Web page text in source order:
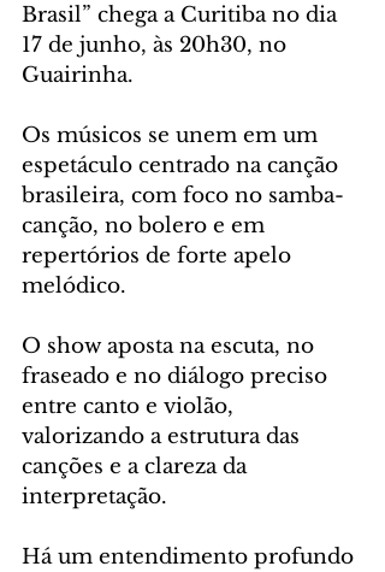
Brasil” chega a Curitiba no dia
17 de junho, às 20h30, no
Guairinha.
Os músicos se unem em um
espetáculo centrado na canção
brasileira, com foco no samba-
canção, no bolero e em
repertórios de forte apelo
melódico.
O show aposta na escuta, no
fraseado e no diálogo preciso
entre canto e violão,
valorizando a estrutura das
canções e a clareza da
interpretação.
Há um entendimento profundo